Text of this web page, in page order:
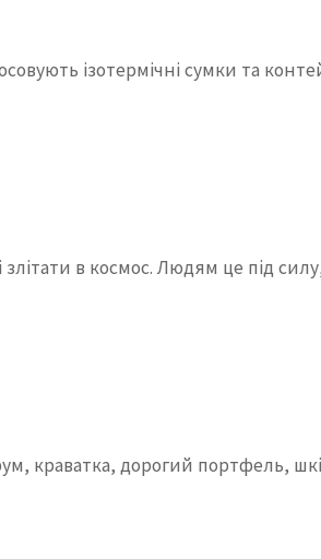
ізотермічні сумки та
в космос. Людям це під
краватка, дорогий портфель,